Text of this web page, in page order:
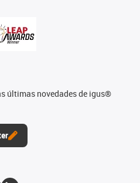
últimas novedades de igus®